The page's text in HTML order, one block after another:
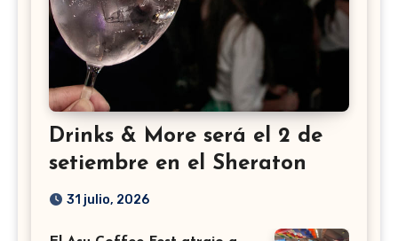
Drinks & More será el 2 de
setiembre en el Sheraton
31 julio, 2026